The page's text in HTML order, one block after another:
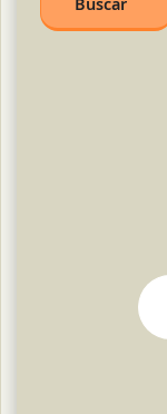
Search